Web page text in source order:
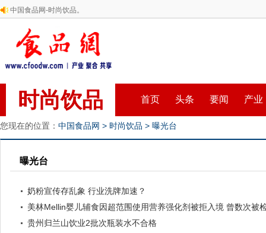
中国食品网-时尚饮品。
时尚饮品 首页 头条 要闻 产业
您现在的位置： 中国食品网 > 时尚饮品 > 曝光台
曝光台
奶粉宣传存乱象 行业洗牌加速？
美林Mellin婴儿辅食因超范围使用营养强化剂被拒入境 曾数次被
贵州归兰山饮业2批次瓶装水不合格